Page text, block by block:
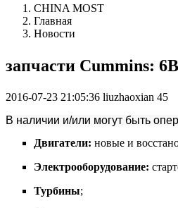
CHINA MOST
Главная
Новости
запчасти Cummins:
2016-07-23 21:05:36 liuzhaoxian 45
В наличии и/или могут быть
Двигатели: новые и
Электрооборудование:
Турбины;